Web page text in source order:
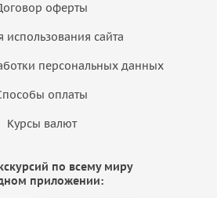
оферты
использования сайта
персональных данных
оплаты
Курсы валют
по всему миру
приложении: